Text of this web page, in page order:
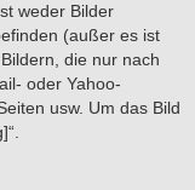
weder Bilder
(außer es ist
die nur nach
oder Yahoo-
usw. Um das Bild